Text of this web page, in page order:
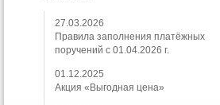
27.03.2026
Правила заполнения платёжных
поручений с 01.04.2026 г.
01.12.2025
Акция «Выгодная цена»